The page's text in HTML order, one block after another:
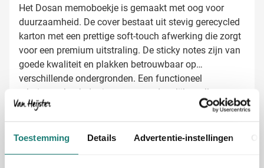
Toestemming Details Advertentie-instellingen
Het Dosan memoboekje is gemaakt met oog voor
duurzaamheid. De cover bestaat uit stevig gerecycled
karton met een prettige soft-touch afwerking die zorgt
voor een premium uitstraling. De sticky notes zijn van
goede kwaliteit en plakken betrouwbaar op
verschillende ondergronden. Een functioneel
relatiegeschenk dat je contacten dagelijks zullen
gebruiken – en daarbij telkens aan jouw merk denken.
Memoboekje bedrukken met jouw logo
Bij Van Heijster Relatiegeschenken maken we van het
promotiemiddel:
Full color bedrukking mogelijk voor maximale